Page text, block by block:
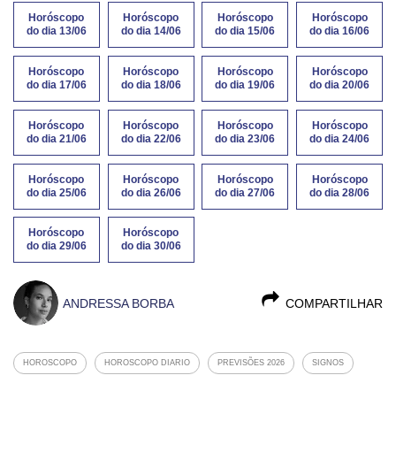
Horóscopo
do dia 13/06
Horóscopo
do dia 14/06
Horóscopo
do dia 15/06
Horóscopo
do dia 16/06
Horóscopo
do dia 17/06
Horóscopo
do dia 18/06
Horóscopo
do dia 19/06
Horóscopo
do dia 20/06
Horóscopo
do dia 21/06
Horóscopo
do dia 22/06
Horóscopo
do dia 23/06
Horóscopo
do dia 24/06
Horóscopo
do dia 25/06
Horóscopo
do dia 26/06
Horóscopo
do dia 27/06
Horóscopo
do dia 28/06
Horóscopo
do dia 29/06
Horóscopo
do dia 30/06
COMPARTILHAR
ANDRESSA BORBA
HOROSCOPO HOROSCOPO DIARIO PREVISÕES 2026 SIGNOS